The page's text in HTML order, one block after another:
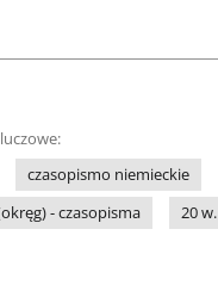
czasopismo niemieckie
- czasopisma
20 w.